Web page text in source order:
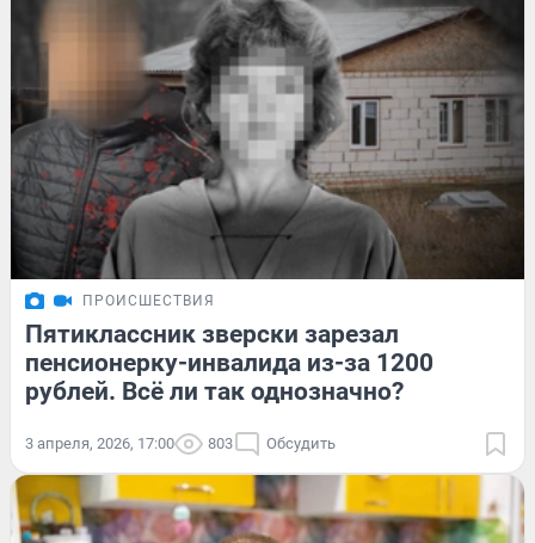
ПРОИСШЕСТВИЯ
Пятиклассник зверски зарезал
пенсионерку-инвалида из-за 1200
рублей. Всё ли так однозначно?
3 апреля, 2026, 17:00 803 Обсудить